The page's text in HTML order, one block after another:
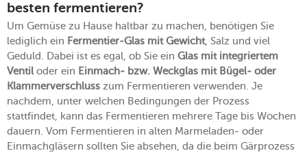
besten fermentieren?
Um Gemüse zu Hause haltbar zu machen, benötigen Sie
lediglich ein Fermentier-Glas mit Gewicht, Salz und viel
Geduld. Dabei ist es egal, ob Sie ein Glas mit integriertem
Ventiloder ein Einmach- bzw. Weckglas mit Bügel- oder
Klammerverschluss zum Fermentieren verwenden. Je
nachdem, unter welchen Bedingungen der Prozess
stattfindet, kann das Fermentieren mehrere Tage bis Wochen
dauern. Vom Fermentieren in alten Marmeladen- oder
Einmachgläsern sollten Sie absehen, da die beim Gärprozess